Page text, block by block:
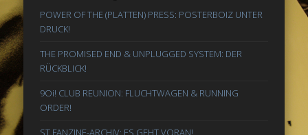
POWER OF THE (PLATTEN) PRESS: POSTERBOIZ UNTER
DRUCK!
THE PROMISED END & UNPLUGGED SYSTEM: DER
RÜCKBLICK!
9Oi! CLUB REUNION: FLUCHTWAGEN & RUNNING
ORDER!